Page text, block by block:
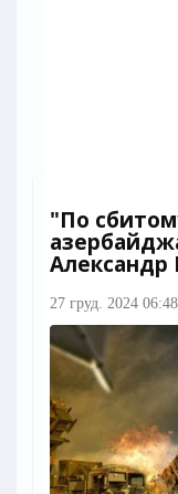
"По
Александр
27 груд. 2024